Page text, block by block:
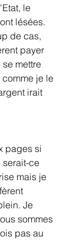
le
lésées.
de cas,
payer
mettre
je le
irait
pages si
serait-ce
mais je
Je
sommes
pas au